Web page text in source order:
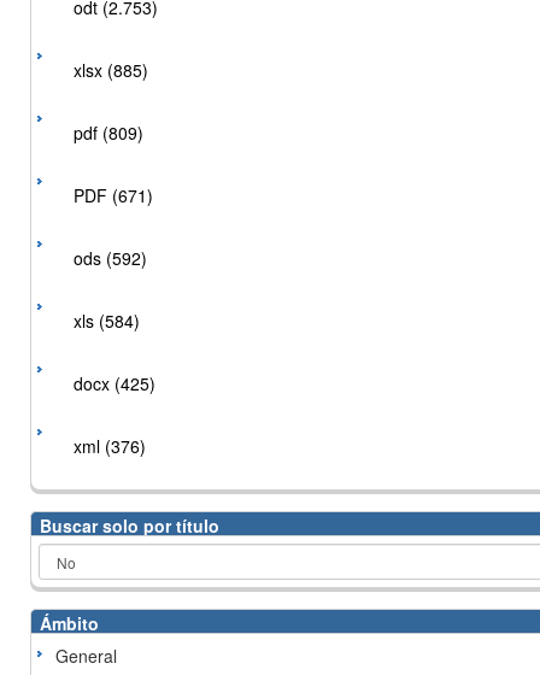
odt (2.753)
xlsx (885)
pdf (809)
PDF (671)
ods (592)
xls (584)
docx (425)
xml (376)
Buscar solo por título
Ámbito
General